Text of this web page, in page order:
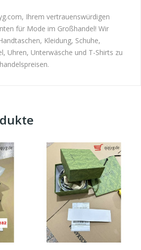
Ihrem vertrauenswürdigen
für Mode im Großhandel! Wir
Kleidung, Schuhe,
Uhren, Unterwäsche und T-Shirts zu